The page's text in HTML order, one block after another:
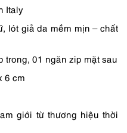
Italy
lót giả da mềm mịn – chất
trong, 01 ngăn zip mặt sau
6 cm
giới từ thương hiệu thời